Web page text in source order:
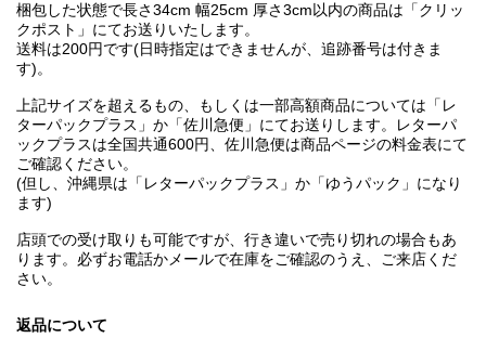
梱包した状態で長さ34cm 幅25cm 厚さ3cm以内の商品は「クリッ
クポスト」にてお送りいたします。
送料は200円です(日時指定はできませんが、追跡番号は付きま
す)。
上記サイズを超えるもの、もしくは一部高額商品については「レ
ターパックプラス」か「佐川急便」にてお送りします。レターパ
ックプラスは全国共通600円、佐川急便は商品ページの料金表にて
ご確認ください。
(但し、沖縄県は「レターパックプラス」か「ゆうパック」になり
ます)
店頭での受け取りも可能ですが、行き違いで売り切れの場合もあ
ります。必ずお電話かメールで在庫をご確認のうえ、ご来店くだ
さい。
返品について